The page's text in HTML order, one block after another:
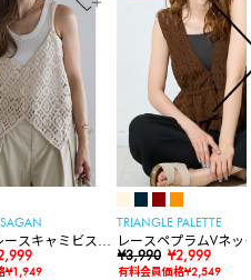
スキャミビスチ
¥1,949
TRIANGLE PALETTE
レースペプラムVネッ
ト
¥3,990 ¥2,999
有料会員価格¥2,549